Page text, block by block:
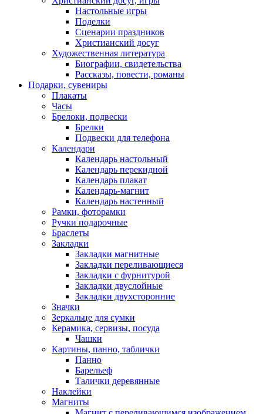
Настольные игры
Поделки
Сценарии праздников
Христианский досуг
Художественная литература
Биографии, свидетельства
Рассказы, повести, романы
Подарки, сувениры
Плакаты
Часы
Брелоки, подвески
Брелки
Подвески для телефона
Календари
Календарь настольный
Календарь перекидной
Календарь плакат
Календарь-магнит
Календарь настенный
Рамки, фоторамки
Ручки подарочные
Браслеты
Закладки
Закладки магнитные
Закладки переливающиеся
Закладки с фурнитурой
Закладки двуслойные
Закладки двухсторонние
Значки
Зеркальце для сумки
Керамика, сервизы, посуда
Чашки
Картины, панно, таблички
Панно
Барельеф
Талички деревянные
Наклейки
Магниты